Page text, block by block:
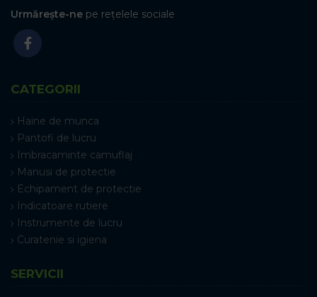
Urmărește-ne pe rețelele sociale
CATEGORII
Haine de munca
Pantofi de lucru
Imbracaminte camuflaj
Manusi de protectie
Echipament de protectie
Indicatoare rutiere
Instrumente de lucru
Curatenie si igiena
SERVICII